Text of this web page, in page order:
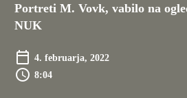
Portreti M. Vovk, vabilo na
NUK
4. februarja, 2022
8:04